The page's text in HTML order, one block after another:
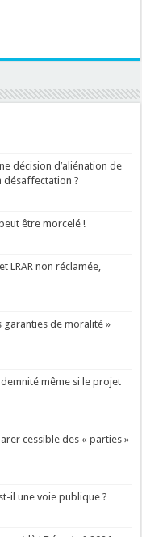
décision d’aliénation de
désaffectation ?
être morcelé !
LRAR non réclamée,
garanties de moralité »
même si le projet
cessible des « parties »
il une voie publique ?